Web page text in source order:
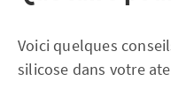
Voici quelques
silicose dans votre